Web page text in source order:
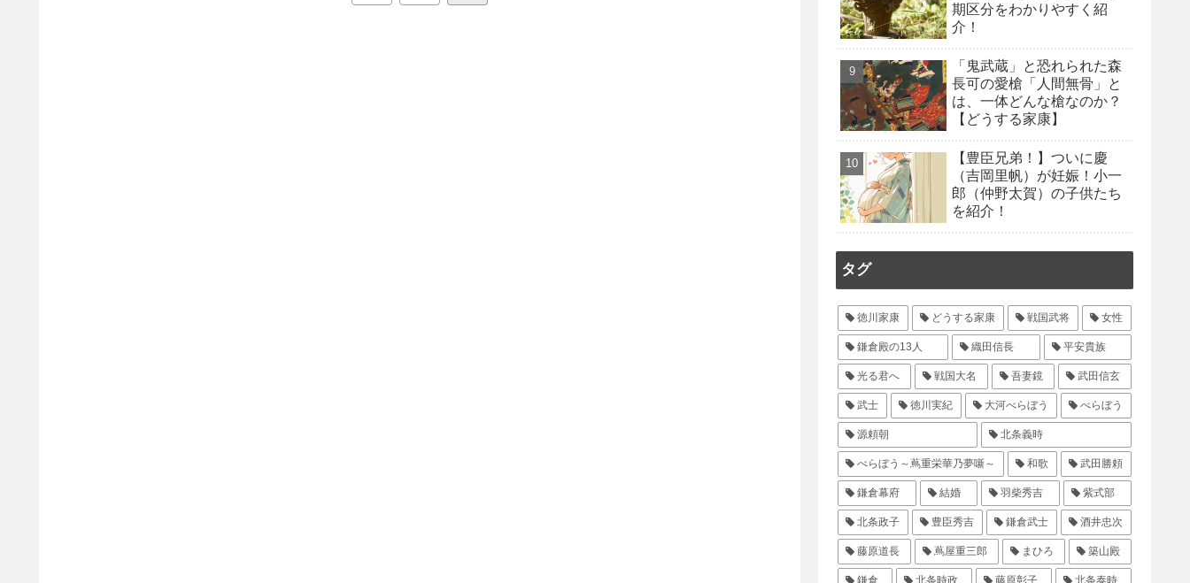
期区分をわかりやすく紹
介！
「鬼武蔵」と恐れられた森
長可の愛槍「人間無骨」と
は、一体どんな槍なのか？
【どうする家康】
【豊臣兄弟！】ついに慶
（吉岡里帆）が妊娠！小一
郎（仲野太賀）の子供たち
を紹介！
タグ
徳川家康 どうする家康 戦国武将 女性
鎌倉殿の13人 織田信長 平安貴族
光る君へ 戦国大名 吾妻鏡 武田信玄
武士 徳川実紀 大河べらぼう べらぼう
源頼朝 北条義時
べらぼう～蔦重栄華乃夢噺～ 和歌 武田勝頼
鎌倉幕府 結婚 羽柴秀吉 紫式部
北条政子 豊臣秀吉 鎌倉武士 酒井忠次
藤原道長 蔦屋重三郎 まひろ 築山殿
鎌倉 北条時政 藤原彰子 北条泰時